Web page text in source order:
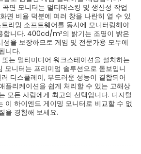
면 모니터는 멀티태스킹 및 생산성 작업
면 비율 덕분에 여러 창을 나란히 열 수 있
리밍 소프트웨어를 동시에 모니터링해야
합니다. 400cd/m²의 밝기는 조명이 밝은
성을 보장하므로 게임 및 전문가용 모두에
니다.
는 멀티미디어 워크스테이션을 설치하는
모니터는 프리미엄 솔루션으로 돋보입니
디스플레이, 부드러운 성능이 결합되어
플리케이션을 쉽게 처리할 수 있는 고해상
모든 사람에게 최고의 선택입니다. 디지털
이 하이엔드 게이밍 모니터로 비교할 수 없
을 경험해 보세요.